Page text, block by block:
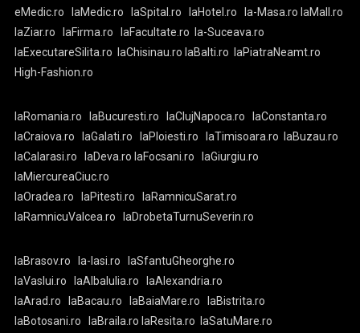
eMedic.ro laMedic.ro laSpital.ro laHotel.ro la-Masa.ro laMall.ro
laZiar.ro
laFirma.ro laFacultate.ro
la-Suceava.ro
laExecutareSilita.ro
laChisinau.ro laBalti.ro
laPiatraNeamt.ro
High-Fashion.ro
laRomania.ro laBucuresti.ro laClujNapoca.ro
laConstanta.ro
laCraiova.ro
laGalati.ro laPloiesti.ro laTimisoara.ro
laBuzau.ro
laCalarasi.ro
laDeva.ro laFocsani.ro
laGiurgiu.ro
laMiercureaCiuc.ro
laOradea.ro
laPitesti.ro
laRamnicuSarat.ro
laRamnicuValcea.ro
laDrobetaTurnuSeverin.ro
laBrasov.ro la-Iasi.ro
laSfantuGheorghe.ro
laVaslui.ro
laAlbaIulia.ro
laAlexandria.ro
laArad.ro
laBacau.ro laBaiaMare.ro
laBistrita.ro
laBotosani.ro
laBraila.ro laResita.ro laSatuMare.ro